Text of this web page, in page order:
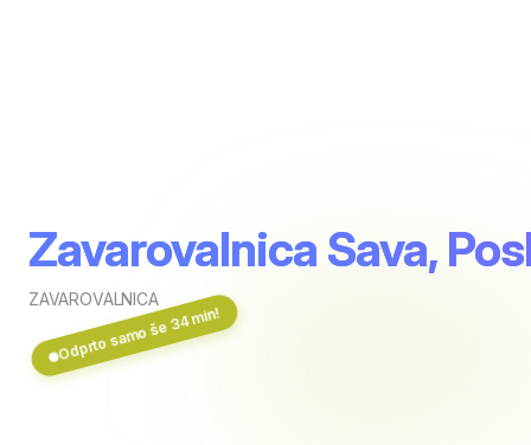
Zavarovalnica Sava,
ZAVAROVALNICA
Odprto samo še 34 min!